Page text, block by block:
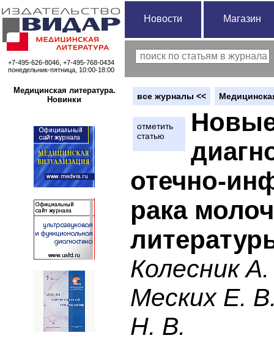
+7-495-626-8046, +7-495-768-0434
понедельник-пятница, 10:00-18:00
Новости Магазин
Медицинская литература.
Новинки
вce журналы <<
отметить
статью
отечно-
рака
Колесник
Меских Е.
Н. В.